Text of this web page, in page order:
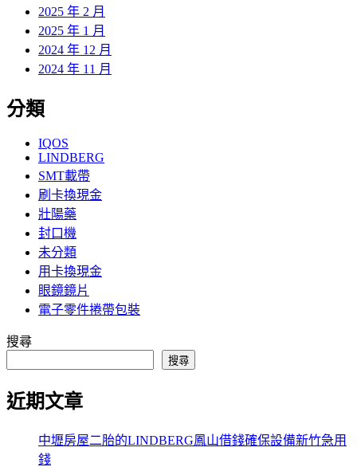
2025 年 2 月
2025 年 1 月
2024 年 12 月
2024 年 11 月
分類
IQOS
LINDBERG
SMT載帶
刷卡換現金
壯陽藥
封口機
未分類
用卡換現金
眼鏡鏡片
電子零件捲帶包裝
搜尋
搜尋
近期文章
中壢房屋二胎的LINDBERG鳳山借錢確保設備新竹急用
錢